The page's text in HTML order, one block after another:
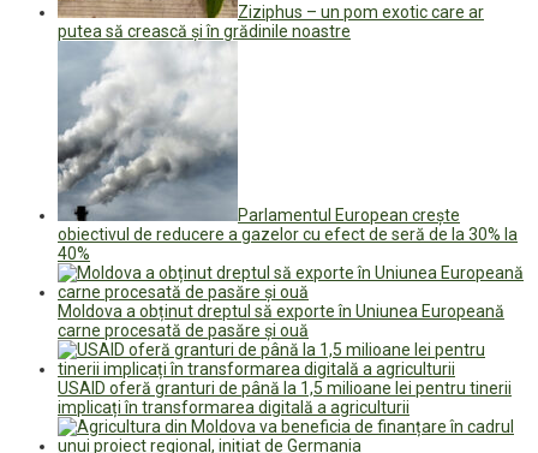
Ziziphus – un pom exotic care ar
putea să crească și în grădinile noastre
Parlamentul European crește
obiectivul de reducere a gazelor cu efect de seră de la 30% la
40%
Moldova a obținut dreptul să exporte în Uniunea Europeană
carne procesată de pasăre și ouă
USAID oferă granturi de până la 1,5 milioane lei pentru tinerii
implicați în transformarea digitală a agriculturii